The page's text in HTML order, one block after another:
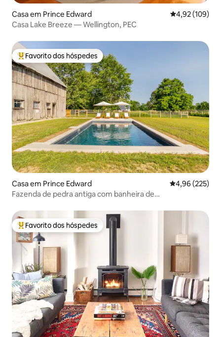
Casa em Prince Edward Classificação
4,92 (109)
Casa Lake Breeze — Wellington, PEC
Favoritos dos hóspedes mais apreciados
Favorito dos hóspedes
Casa em Prince Edward Classificação
4,96 (225)
Fazenda de pedra antiga com banheira de
Favoritos dos hóspedes mais apreciados
Favorito dos hóspedes